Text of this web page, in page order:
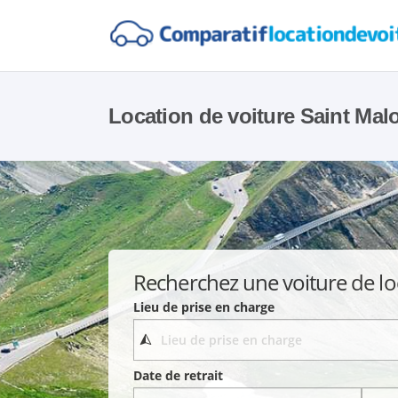
Location de voiture Saint
Recherchez une voiture de
Lieu de prise en charge
Date de retrait